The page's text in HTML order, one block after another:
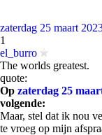
zaterdag 25 maart
1
el_burro
The worlds greatest.
quote:
Op zaterdag 25
volgende:
Maar, stel dat ik nou
te vroeg op mijn